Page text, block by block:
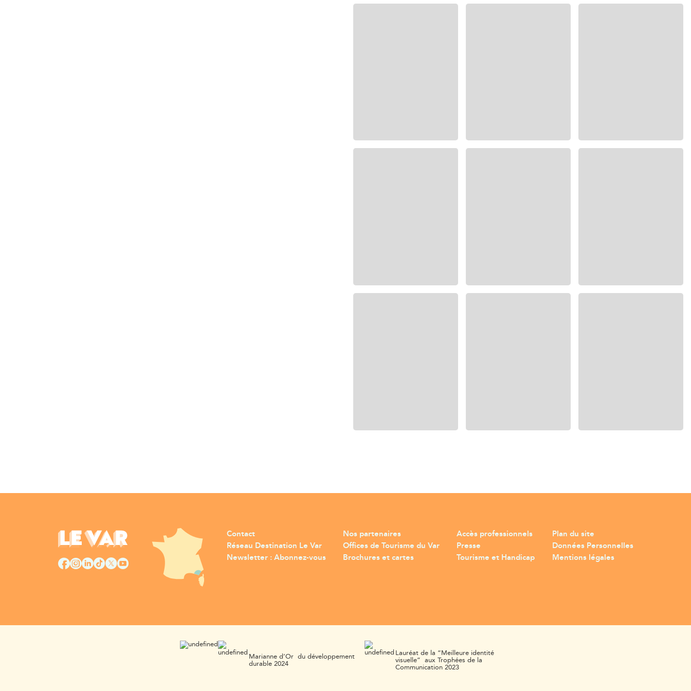
Contact
Réseau Destination Le Var
Newsletter : Abonnez-vous
Nos partenaires
Offices de Tourisme du Var
Brochures et cartes
Accès professionnels
Presse
Tourisme et Handicap
Plan du site
Données Personnelles
Mentions légales
Marianne d’Or du développement
durable 2024
Lauréat de la “Meilleure identité
visuelle” aux Trophées de la
Communication 2023